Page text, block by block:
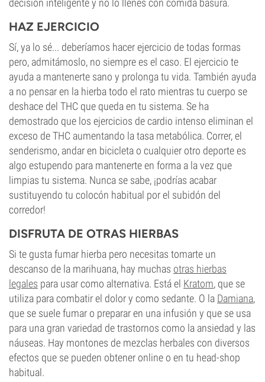
decisión inteligente y no lo llenes con comida basura.
HAZ EJERCICIO
Sí, ya lo sé... deberíamos hacer ejercicio de todas formas
pero, admitámoslo, no siempre es el caso. El ejercicio te
ayuda a mantenerte sano y prolonga tu vida. También ayuda
a no pensar en la hierba todo el rato mientras tu cuerpo se
deshace del THC que queda en tu sistema. Se ha
demostrado que los ejercicios de cardio intenso eliminan el
exceso de THC aumentando la tasa metabólica. Correr, el
senderismo, andar en bicicleta o cualquier otro deporte es
algo estupendo para mantenerte en forma a la vez que
limpias tu sistema. Nunca se sabe, ¡podrías acabar
sustituyendo tu colocón habitual por el subidón del
corredor!
DISFRUTA DE OTRAS HIERBAS
Si te gusta fumar hierba pero necesitas tomarte un
descanso de la marihuana, hay muchas otras hierbas
legales para usar como alternativa. Está el Kratom, que se
utiliza para combatir el dolor y como sedante. O la Damiana,
que se suele fumar o preparar en una infusión y que se usa
para una gran variedad de trastornos como la ansiedad y las
náuseas. Hay montones de mezclas herbales con diversos
efectos que se pueden obtener online o en tu head-shop
habitual.